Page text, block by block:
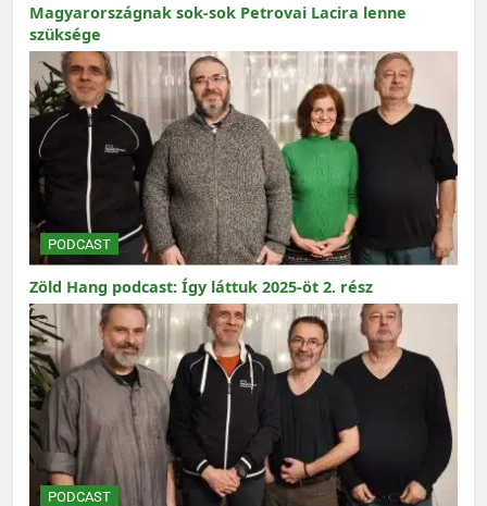
Magyarországnak sok-sok Petrovai Lacira lenne
szüksége
PODCAST
Zöld Hang podcast: Így láttuk 2025-öt 2. rész
PODCAST